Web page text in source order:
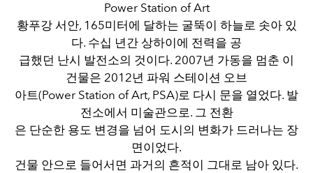
Power Station of Art
황푸강 서안, 165미터에 달하는 굴뚝이 하늘로 솟아 있
다. 수십 년간 상하이에 전력을 공
급했던 난시 발전소의 것이다. 2007년 가동을 멈춘 이
건물은 2012년 파워 스테이션 오브
아트(Power Station of Art, PSA)로 다시 문을 열었다. 발
전소에서 미술관으로. 그 전환
은 단순한 용도 변경을 넘어 도시의 변화가 드러나는 장
면이었다.
건물 안으로 들어서면 과거의 흔적이 그대로 남아 있다.